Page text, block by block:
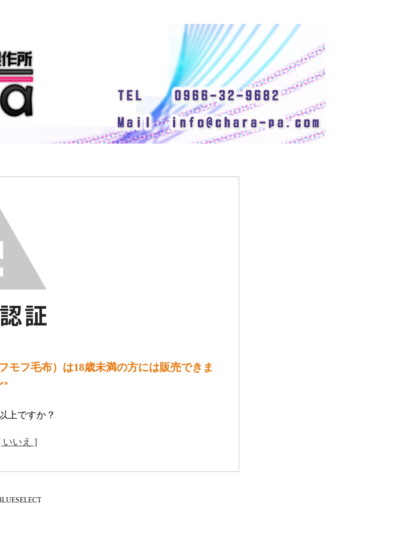
フ毛布）は18歳未満の方には販売できま
上ですか？
いいえ ]